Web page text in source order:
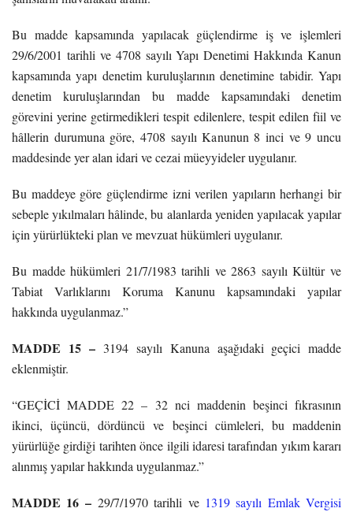
Bu madde kapsamında yapılacak güçlendirme iş ve işlemleri
29/6/2001 tarihli ve 4708 sayılı Yapı Denetimi Hakkında Kanun
kapsamında yapı denetim kuruluşlarının denetimine tabidir. Yapı
denetim kuruluşlarından bu madde kapsamındaki denetim
görevini yerine getirmedikleri tespit edilenlere, tespit edilen fiil ve
hâllerin durumuna göre, 4708 sayılı Kanunun 8 inci ve 9 uncu
maddesinde yer alan idari ve cezai müeyyideler uygulanır.
Bu maddeye göre güçlendirme izni verilen yapıların herhangi bir
sebeple yıkılmaları hâlinde, bu alanlarda yeniden yapılacak yapılar
için yürürlükteki plan ve mevzuat hükümleri uygulanır.
Bu madde hükümleri 21/7/1983 tarihli ve 2863 sayılı Kültür ve
Tabiat Varlıklarını Koruma Kanunu kapsamındaki yapılar
hakkında uygulanmaz.”
MADDE 15 –3194 sayılı Kanuna aşağıdaki geçici madde
eklenmiştir.
“GEÇİCİ MADDE 22 – 32 nci maddenin beşinci fıkrasının
ikinci, üçüncü, dördüncü ve beşinci cümleleri, bu maddenin
yürürlüğe girdiği tarihten önce ilgili idaresi tarafından yıkım kararı
alınmış yapılar hakkında uygulanmaz.”
MADDE 16 – 29/7/1970 tarihli ve 1319 sayılı Emlak Vergisi